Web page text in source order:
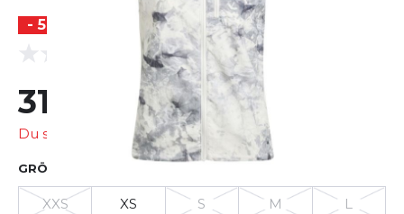
- 54 %
0.0 (0 Bewertungen)
31,99 € 70,00 €
Du sparst 38,01 €
GRÖSSE AUSWÄHLEN
XXS XS S M L